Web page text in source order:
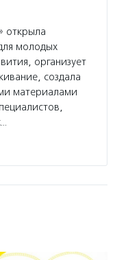
открыла
молодых
организует
создала
материалами